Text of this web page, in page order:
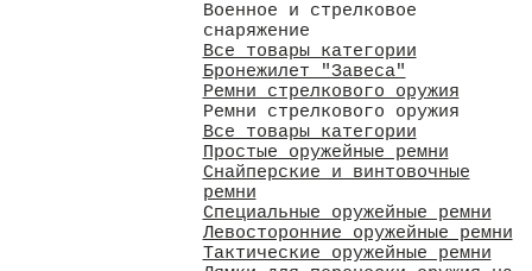
Военное и стрелковое
снаряжение
Все товары категории
Бронежилет "Завеса"
Ремни стрелкового оружия
Ремни стрелкового оружия
Все товары категории
Простые оружейные ремни
Снайперские и винтовочные
ремни
Специальные оружейные ремни
Левосторонние оружейные ремни
Тактические оружейные ремни